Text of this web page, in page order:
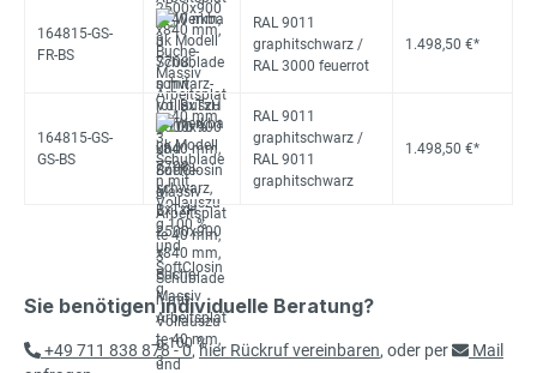
164815-GS-
FR-BS
RAL 9011
graphitschwarz /
RAL 3000 feuerrot
1.498,50 €*
164815-GS-
GS-BS
RAL 9011
graphitschwarz /
RAL 9011
graphitschwarz
1.498,50 €*
Sie benötigen individuelle Beratung?
+49 711 838 878 - 0,hier Rückruf vereinbaren, oder per
Mail